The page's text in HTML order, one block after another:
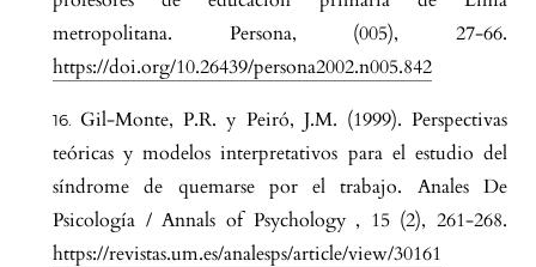
metropolitana. Persona, (005), 27-66.
https://doi.org/10.26439/persona2002.n005.842
Gil-Monte, P.R. y Peiró, J.M. (1999). Perspectivas
teóricas y modelos interpretativos para el estudio del
síndrome de quemarse por el trabajo. Anales De
Psicología / Annals of Psychology , 15 (2), 261-268.
https://revistas.um.es/analesps/article/view/30161